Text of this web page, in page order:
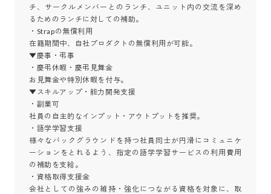
チ、サークルメンバーとのランチ、ユニット内の交流を深め
るためのランチに対しての補助。
・Strapの無償利用
在籍期間中、自社プロダクトの無償利用が可能。
▼慶事・弔事
・慶弔休暇・慶弔見舞金
お見舞金や特別休暇を付与。
▼スキルアップ・能力開発支援
・副業可
社員の自主的なインプット・アウトプットを推奨。
・語学学習支援
様々なバックグラウンドを持つ社員同士が円滑にコミュニケ
ーションをとれるよう、指定の語学学習サービスの利用費用
の補助を支給。
・資格取得支援金
会社としての強みの維持・強化につながる資格を対象に、取